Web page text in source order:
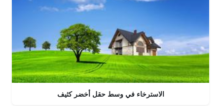
الاسترخاء في وسط حقل أخضر كثيف